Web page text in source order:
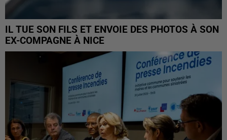
IL TUE SON FILS ET ENVOIE DES PHOTOS À SON
EX-COMPAGNE À NICE